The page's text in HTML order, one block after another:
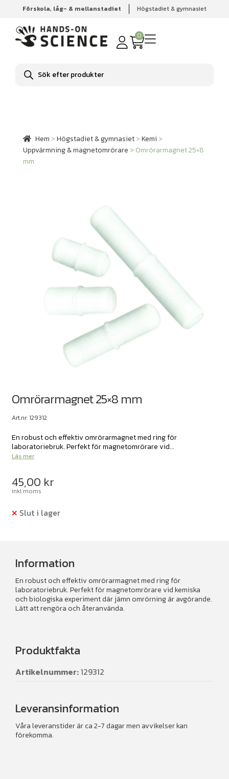
Förskola, låg- & mellanstadiet Högstadiet & gymnasiet
0
Produktsökning
Hem Högstadiet & gymnasiet Kemi
Uppvärmning &
magnetomrörare
Omrörarmagnet 25×8 mm
Hem >Högstadiet & gymnasiet>Kemi >
Uppvärmning & magnetomrörare >Omrörarmagnet 25×8
mm
Omrörarmagnet 25×8 mm
Art.nr: 129312
En robust och effektiv omrörarmagnet med ring för
laboratoriebruk. Perfekt för magnetomrörare vid...
Läs mer
45,00 kr
inkl moms
Slut i lager
Information
En robust och effektiv omrörarmagnet med ring för
laboratoriebruk. Perfekt för magnetomrörare vid kemiska
och biologiska experiment där jämn omrörning är avgörande.
Lätt att rengöra och återanvända.
Produktfakta
Artikelnummer:129312
Leveransinformation
Våra leveranstider är ca 2-7 dagar men avvikelser kan
förekomma.